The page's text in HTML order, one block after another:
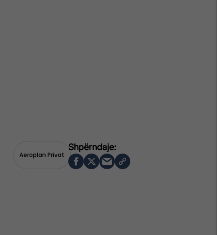
Aeroplan Privat